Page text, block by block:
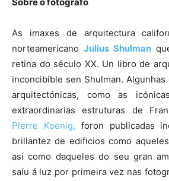
Sobre o fotógrafo
As imaxes de arquitectura
norteamericano Julius Shulman
retina do século XX. Un libro de
inconcibible sen Shulman.
arquitectónicas, como as
extraordinarias estruturas de
Pierre Koenig, foron publicadas
brillantez de edificios como
así como daqueles do seu gran
saíu á luz por primeira vez nas